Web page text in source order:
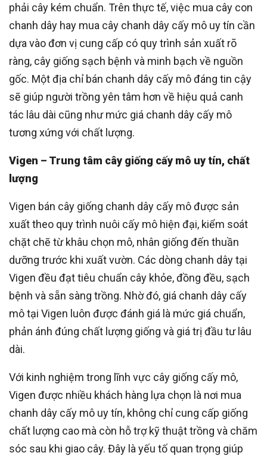
phải cây kém chuẩn. Trên thực tế, việc mua cây con
chanh dây hay mua cây chanh dây cấy mô uy tín cần
dựa vào đơn vị cung cấp có quy trình sản xuất rõ
ràng, cây giống sạch bệnh và minh bạch về nguồn
gốc. Một địa chỉ bán chanh dây cấy mô đáng tin cậy
sẽ giúp người trồng yên tâm hơn về hiệu quả canh
tác lâu dài cũng như mức giá chanh dây cấy mô
tương xứng với chất lượng.
Vigen – Trung tâm cây giống cấy mô uy tín, chất
lượng
Vigen bán cây giống chanh dây cấy mô được sản
xuất theo quy trình nuôi cấy mô hiện đại, kiểm soát
chặt chẽ từ khâu chọn mô, nhân giống đến thuần
dưỡng trước khi xuất vườn. Các dòng chanh dây tại
Vigen đều đạt tiêu chuẩn cây khỏe, đồng đều, sạch
bệnh và sẵn sàng trồng. Nhờ đó, giá chanh dây cấy
mô tại Vigen luôn được đánh giá là mức giá chuẩn,
phản ánh đúng chất lượng giống và giá trị đầu tư lâu
dài.
Với kinh nghiệm trong lĩnh vực cây giống cấy mô,
Vigen được nhiều khách hàng lựa chọn là nơi mua
chanh dây cấy mô uy tín, không chỉ cung cấp giống
chất lượng cao mà còn hỗ trợ kỹ thuật trồng và chăm
sóc sau khi giao cây. Đây là yếu tố quan trọng giúp